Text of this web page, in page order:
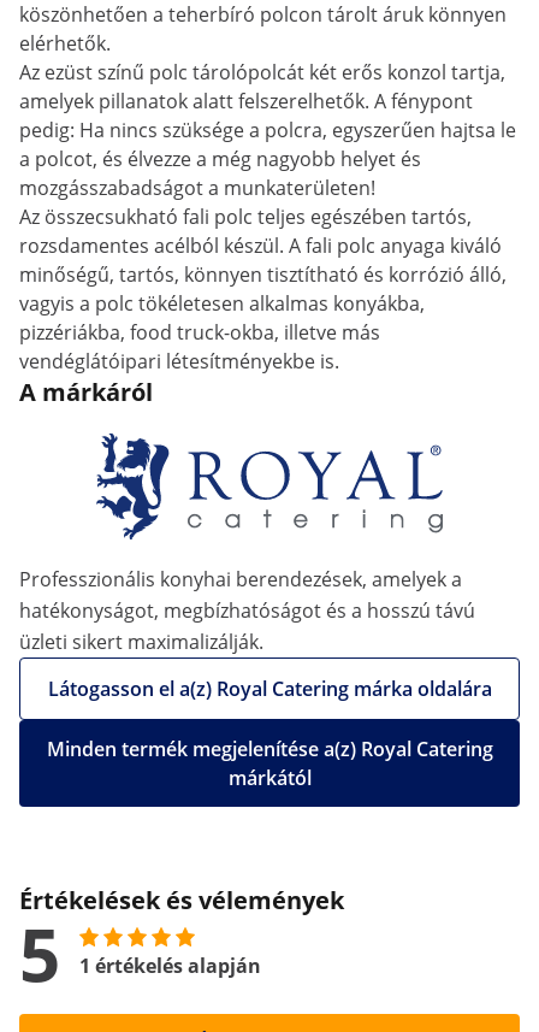
köszönhetően a teherbíró polcon tárolt áruk könnyen
elérhetők.
Az ezüst színű polc tárolópolcát két erős konzol tartja,
amelyek pillanatok alatt felszerelhetők. A fénypont
pedig: Ha nincs szüksége a polcra, egyszerűen hajtsa le
a polcot, és élvezze a még nagyobb helyet és
mozgásszabadságot a munkaterületen!
Az összecsukható fali polc teljes egészében tartós,
rozsdamentes acélból készül. A fali polc anyaga kiváló
minőségű, tartós, könnyen tisztítható és korrózió álló,
vagyis a polc tökéletesen alkalmas konyákba,
pizzériákba, food truck-okba, illetve más
vendéglátóipari létesítményekbe is.
A márkáról
Professzionális konyhai berendezések, amelyek a
hatékonyságot, megbízhatóságot és a hosszú távú
üzleti sikert maximalizálják.
Látogasson el a(z) Royal Catering márka oldalára
Minden termék megjelenítése a(z) Royal Catering
márkától
Értékelések és vélemények
5 1 értékelés alapján